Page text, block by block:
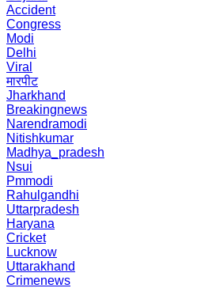
Accident
Congress
Modi
Delhi
Viral
मारपीट
Jharkhand
Breakingnews
Narendramodi
Nitishkumar
Madhya_pradesh
Nsui
Pmmodi
Rahulgandhi
Uttarpradesh
Haryana
Cricket
Lucknow
Uttarakhand
Crimenews